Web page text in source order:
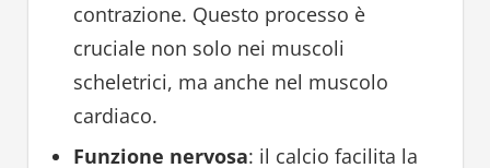
contrazione. Questo processo è
cruciale non solo nei muscoli
scheletrici, ma anche nel muscolo
cardiaco.
Funzione nervosa: il calcio facilita la